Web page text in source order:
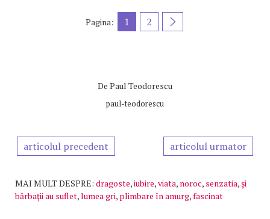
Pagina: 1 2
De Paul Teodorescu
paul-teodorescu
articolul precedent articolul urmator
MAI MULT DESPRE: dragoste,iubire,viata, noroc, senzatia,şi
bărbaţii au suflet,lumea gri, plimbare în amurg,fascinat